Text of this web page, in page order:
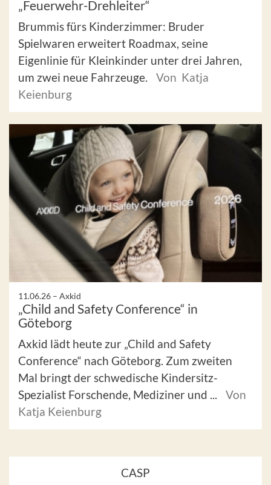
„Feuerwehr-Drehleiter“
Brummis fürs Kinderzimmer: Bruder
Spielwaren erweitert Roadmax, seine
Eigenlinie für Kleinkinder unter drei Jahren,
um zwei neue Fahrzeuge.
Von Katja
Keienburg
11.06.26 – Axkid
„Child and Safety Conference“ in
Göteborg
Axkid lädt heute zur „Child and Safety
Conference“ nach Göteborg. Zum zweiten
Mal bringt der schwedische Kindersitz-
Spezialist Forschende, Mediziner und ...
Von
Katja Keienburg
CASP